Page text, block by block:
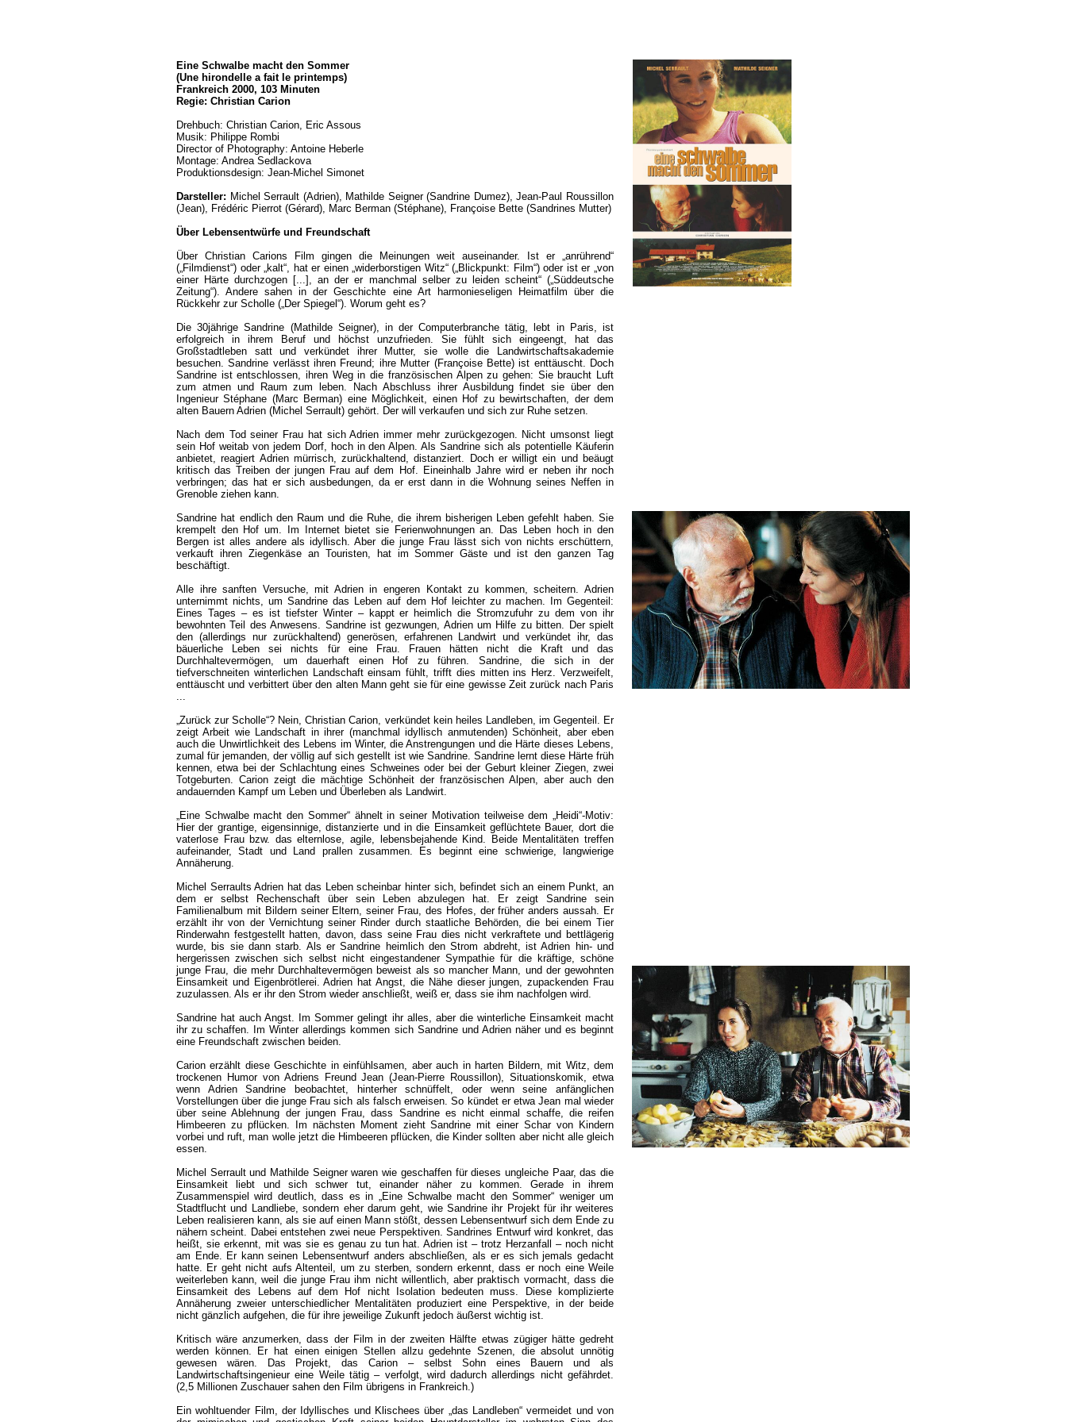
Eine Schwalbe macht den Sommer
(Une hirondelle a fait le printemps)
Frankreich 2000, 103 Minuten
Regie: Christian Carion
Drehbuch: Christian Carion, Eric Assous
Musik: Philippe Rombi
Director of Photography: Antoine Heberle
Montage: Andrea Sedlackova
Produktionsdesign: Jean-Michel Simonet
Darsteller: Michel Serrault (Adrien), Mathilde Seigner (Sandrine Dumez), Jean-Paul Roussillon
(Jean), Frédéric Pierrot (Gérard), Marc Berman (Stéphane), Françoise Bette (Sandrines Mutter)
Über Lebensentwürfe und Freundschaft
Über Christian Carions Film gingen die Meinungen weit auseinander. Ist er „anrührend“
(„Filmdienst“) oder „kalt“, hat er einen „widerborstigen Witz“ („Blickpunkt: Film“) oder ist er „von
einer Härte durchzogen [...], an der er manchmal selber zu leiden scheint“ („Süddeutsche
Zeitung“). Andere sahen in der Geschichte eine Art harmonieseligen Heimatfilm über die
Rückkehr zur Scholle („Der Spiegel“). Worum geht es?
Die 30jährige Sandrine (Mathilde Seigner), in der Computerbranche tätig, lebt in Paris, ist
erfolgreich in ihrem Beruf und höchst unzufrieden. Sie fühlt sich eingeengt, hat das
Großstadtleben satt und verkündet ihrer Mutter, sie wolle die Landwirtschaftsakademie
besuchen. Sandrine verlässt ihren Freund; ihre Mutter (Françoise Bette) ist enttäuscht. Doch
Sandrine ist entschlossen, ihren Weg in die französischen Alpen zu gehen: Sie braucht Luft
zum atmen und Raum zum leben. Nach Abschluss ihrer Ausbildung findet sie über den
Ingenieur Stéphane (Marc Berman) eine Möglichkeit, einen Hof zu bewirtschaften, der dem
alten Bauern Adrien (Michel Serrault) gehört. Der will verkaufen und sich zur Ruhe setzen.
Nach dem Tod seiner Frau hat sich Adrien immer mehr zurückgezogen. Nicht umsonst liegt
sein Hof weitab von jedem Dorf, hoch in den Alpen. Als Sandrine sich als potentielle Käuferin
anbietet, reagiert Adrien mürrisch, zurückhaltend, distanziert. Doch er willigt ein und beäugt
kritisch das Treiben der jungen Frau auf dem Hof. Eineinhalb Jahre wird er neben ihr noch
verbringen; das hat er sich ausbedungen, da er erst dann in die Wohnung seines Neffen in
Grenoble ziehen kann.
Sandrine hat endlich den Raum und die Ruhe, die ihrem bisherigen Leben gefehlt haben. Sie
krempelt den Hof um. Im Internet bietet sie Ferienwohnungen an. Das Leben hoch in den
Bergen ist alles andere als idyllisch. Aber die junge Frau lässt sich von nichts erschüttern,
verkauft ihren Ziegenkäse an Touristen, hat im Sommer Gäste und ist den ganzen Tag
beschäftigt.
Alle ihre sanften Versuche, mit Adrien in engeren Kontakt zu kommen, scheitern. Adrien
unternimmt nichts, um Sandrine das Leben auf dem Hof leichter zu machen. Im Gegenteil:
Eines Tages – es ist tiefster Winter – kappt er heimlich die Stromzufuhr zu dem von ihr
bewohnten Teil des Anwesens. Sandrine ist gezwungen, Adrien um Hilfe zu bitten. Der spielt
den (allerdings nur zurückhaltend) generösen, erfahrenen Landwirt und verkündet ihr, das
bäuerliche Leben sei nichts für eine Frau. Frauen hätten nicht die Kraft und das
Durchhaltevermögen, um dauerhaft einen Hof zu führen. Sandrine, die sich in der
tiefverschneiten winterlichen Landschaft einsam fühlt, trifft dies mitten ins Herz. Verzweifelt,
enttäuscht und verbittert über den alten Mann geht sie für eine gewisse Zeit zurück nach Paris
...
„Zurück zur Scholle“? Nein, Christian Carion, verkündet kein heiles Landleben, im Gegenteil. Er
zeigt Arbeit wie Landschaft in ihrer (manchmal idyllisch anmutenden) Schönheit, aber eben
auch die Unwirtlichkeit des Lebens im Winter, die Anstrengungen und die Härte dieses Lebens,
zumal für jemanden, der völlig auf sich gestellt ist wie Sandrine. Sandrine lernt diese Härte früh
kennen, etwa bei der Schlachtung eines Schweines oder bei der Geburt kleiner Ziegen, zwei
Totgeburten. Carion zeigt die mächtige Schönheit der französischen Alpen, aber auch den
andauernden Kampf um Leben und Überleben als Landwirt.
„Eine Schwalbe macht den Sommer“ ähnelt in seiner Motivation teilweise dem „Heidi“-Motiv:
Hier der grantige, eigensinnige, distanzierte und in die Einsamkeit geflüchtete Bauer, dort die
vaterlose Frau bzw. das elternlose, agile, lebensbejahende Kind. Beide Mentalitäten treffen
aufeinander, Stadt und Land prallen zusammen. Es beginnt eine schwierige, langwierige
Annäherung.
Michel Serraults Adrien hat das Leben scheinbar hinter sich, befindet sich an einem Punkt, an
dem er selbst Rechenschaft über sein Leben abzulegen hat. Er zeigt Sandrine sein
Familienalbum mit Bildern seiner Eltern, seiner Frau, des Hofes, der früher anders aussah. Er
erzählt ihr von der Vernichtung seiner Rinder durch staatliche Behörden, die bei einem Tier
Rinderwahn festgestellt hatten, davon, dass seine Frau dies nicht verkraftete und bettlägerig
wurde, bis sie dann starb. Als er Sandrine heimlich den Strom abdreht, ist Adrien hin- und
hergerissen zwischen sich selbst nicht eingestandener Sympathie für die kräftige, schöne
junge Frau, die mehr Durchhaltevermögen beweist als so mancher Mann, und der gewohnten
Einsamkeit und Eigenbrötlerei. Adrien hat Angst, die Nähe dieser jungen, zupackenden Frau
zuzulassen. Als er ihr den Strom wieder anschließt, weiß er, dass sie ihm nachfolgen wird.
Sandrine hat auch Angst. Im Sommer gelingt ihr alles, aber die winterliche Einsamkeit macht
ihr zu schaffen. Im Winter allerdings kommen sich Sandrine und Adrien näher und es beginnt
eine Freundschaft zwischen beiden.
Carion erzählt diese Geschichte in einfühlsamen, aber auch in harten Bildern, mit Witz, dem
trockenen Humor von Adriens Freund Jean (Jean-Pierre Roussillon), Situationskomik, etwa
wenn Adrien Sandrine beobachtet, hinterher schnüffelt, oder wenn seine anfänglichen
Vorstellungen über die junge Frau sich als falsch erweisen. So kündet er etwa Jean mal wieder
über seine Ablehnung der jungen Frau, dass Sandrine es nicht einmal schaffe, die reifen
Himbeeren zu pflücken. Im nächsten Moment zieht Sandrine mit einer Schar von Kindern
vorbei und ruft, man wolle jetzt die Himbeeren pflücken, die Kinder sollten aber nicht alle gleich
essen.
Michel Serrault und Mathilde Seigner waren wie geschaffen für dieses ungleiche Paar, das die
Einsamkeit liebt und sich schwer tut, einander näher zu kommen. Gerade in ihrem
Zusammenspiel wird deutlich, dass es in „Eine Schwalbe macht den Sommer“ weniger um
Stadtflucht und Landliebe, sondern eher darum geht, wie Sandrine ihr Projekt für ihr weiteres
Leben realisieren kann, als sie auf einen Mann stößt, dessen Lebensentwurf sich dem Ende zu
nähern scheint. Dabei entstehen zwei neue Perspektiven. Sandrines Entwurf wird konkret, das
heißt, sie erkennt, mit was sie es genau zu tun hat. Adrien ist – trotz Herzanfall – noch nicht
am Ende. Er kann seinen Lebensentwurf anders abschließen, als er es sich jemals gedacht
hatte. Er geht nicht aufs Altenteil, um zu sterben, sondern erkennt, dass er noch eine Weile
weiterleben kann, weil die junge Frau ihm nicht willentlich, aber praktisch vormacht, dass die
Einsamkeit des Lebens auf dem Hof nicht Isolation bedeuten muss. Diese komplizierte
Annäherung zweier unterschiedlicher Mentalitäten produziert eine Perspektive, in der beide
nicht gänzlich aufgehen, die für ihre jeweilige Zukunft jedoch äußerst wichtig ist.
Kritisch wäre anzumerken, dass der Film in der zweiten Hälfte etwas zügiger hätte gedreht
werden können. Er hat einen einigen Stellen allzu gedehnte Szenen, die absolut unnötig
gewesen wären. Das Projekt, das Carion – selbst Sohn eines Bauern und als
Landwirtschaftsingenieur eine Weile tätig – verfolgt, wird dadurch allerdings nicht gefährdet.
(2,5 Millionen Zuschauer sahen den Film übrigens in Frankreich.)
Ein wohltuender Film, der Idyllisches und Klischees über „das Landleben“ vermeidet und von